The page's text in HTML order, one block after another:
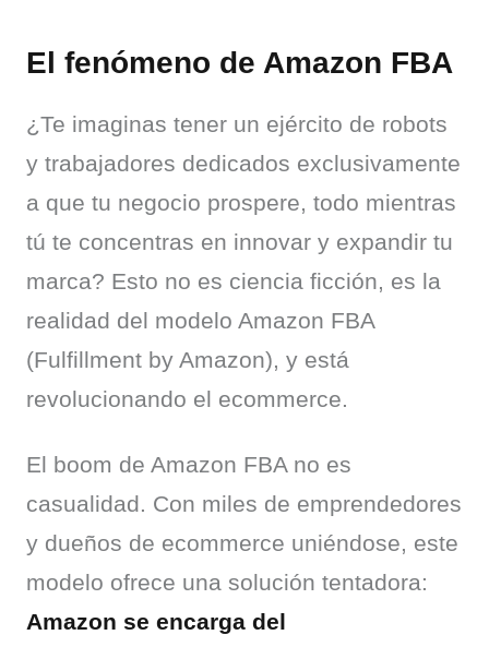
El fenómeno de Amazon FBA
¿Te imaginas tener un ejército de robots
y trabajadores dedicados exclusivamente
a que tu negocio prospere, todo mientras
tú te concentras en innovar y expandir tu
marca? Esto no es ciencia ficción, es la
realidad del modelo Amazon FBA
(Fulfillment by Amazon), y está
revolucionando el ecommerce.
El boom de Amazon FBA no es
casualidad. Con miles de emprendedores
y dueños de ecommerce uniéndose, este
Amazon se encarga del